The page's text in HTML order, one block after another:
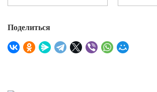
Поделиться